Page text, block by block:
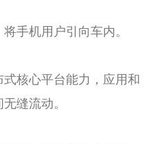
手机用户引向车内。
核心平台能力，应用和
缝流动。